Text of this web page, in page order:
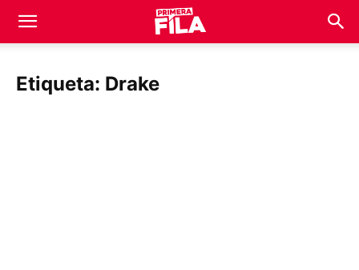
Etiqueta: Drake